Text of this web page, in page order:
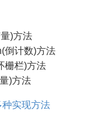
)方法
倒计数)方法
栅栏)方法
)方法
实现方法